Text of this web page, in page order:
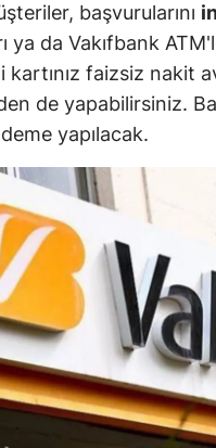
Van
Yozgat
Kırıkkale
Batman
Şırnak
Bartın
başvurularını
ya da Vakıfbank
kartınız faizsiz nakit
de yapabilirsiniz.
yapılacak.